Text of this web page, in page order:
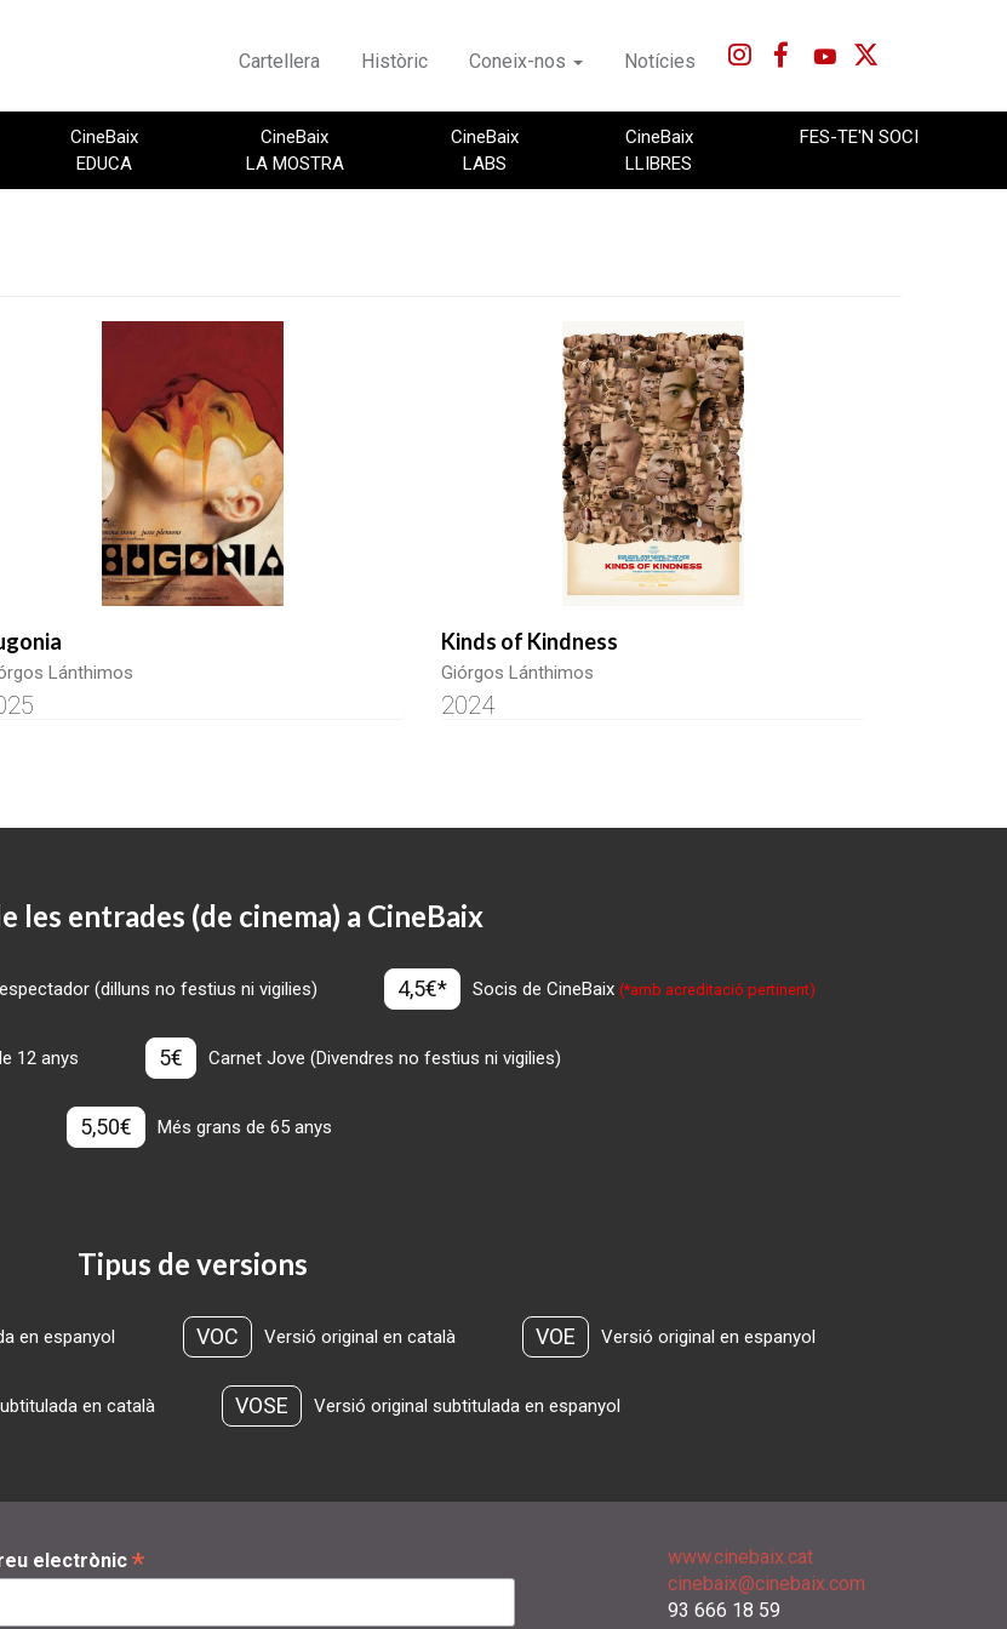
Cartellera Històric Coneix-nos Notícies
CineBaix
EDUCA
CineBaix
LA MOSTRA
CineBaix
LABS
CineBaix
LLIBRES
FES-TE'N SOCI
Lánthimos
Kinds of Kindness
Giórgos Lánthimos
2024
les entrades (de cinema) a CineBaix
(dilluns no festius ni vigilies) 4,5€* Socis de CineBaix(*amb acreditació pertinent)
12 anys 5€ Carnet Jove (Divendres no festius ni vigilies)
5,50€ Més grans de 65 anys
Tipus de versions
en espanyol VOC Versió original en català VOE Versió original en espanyol
en català VOSE Versió original subtitulada en espanyol
electrònic *
www.cinebaix.cat
cinebaix@cinebaix.com
93 666 18 59